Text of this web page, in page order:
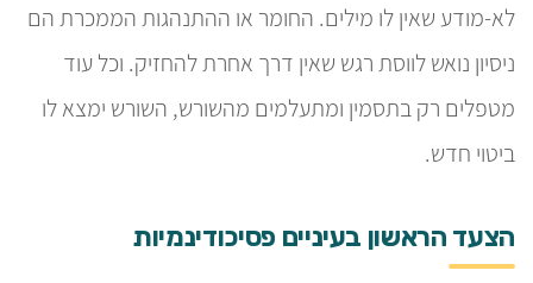
לא-מודע שאין לו מילים. החומר או ההתנהגות הממכרת הם
ניסיון נואש לווסת רגש שאין דרך אחרת להחזיק. וכל עוד
מטפלים רק בתסמין ומתעלמים מהשורש, השורש ימצא לו
ביטוי חדש.
הצעד הראשון בעיניים פסיכודינמיות